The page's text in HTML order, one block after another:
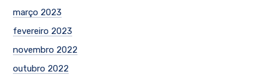
março 2023
fevereiro 2023
novembro 2022
outubro 2022